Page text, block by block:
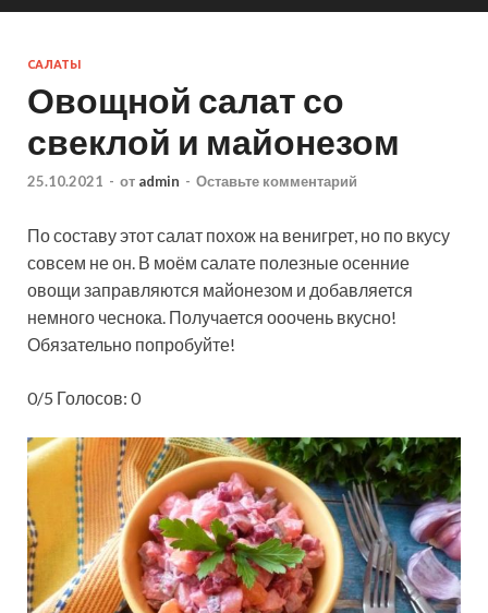
САЛАТЫ
Овощной салат со
свеклой и майонезом
25.10.2021 - от admin - Оставьте комментарий
По составу этот салат похож на венигрет, но по вкусу
совсем не он. В моём салате полезные осенние
овощи заправляются майонезом и добавляется
немного чеснока. Получается ооочень вкусно!
Обязательно попробуйте!
0/5 Голосов: 0